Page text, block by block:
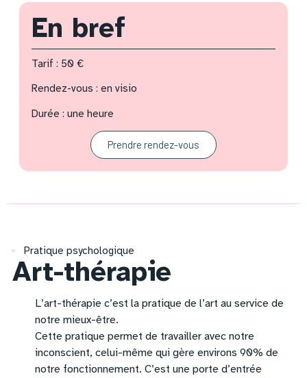
En bref
Tarif : 50 €
Rendez-vous : en visio
Durée : une heure
Prendre rendez-vous
Pratique psychologique
Art-thérapie
L’art-thérapie c’est la pratique de l’art au service de
notre mieux-être.
Cette pratique permet de travailler avec notre
inconscient, celui-même qui gère environs 90% de
notre fonctionnement. C’est une porte d’entrée